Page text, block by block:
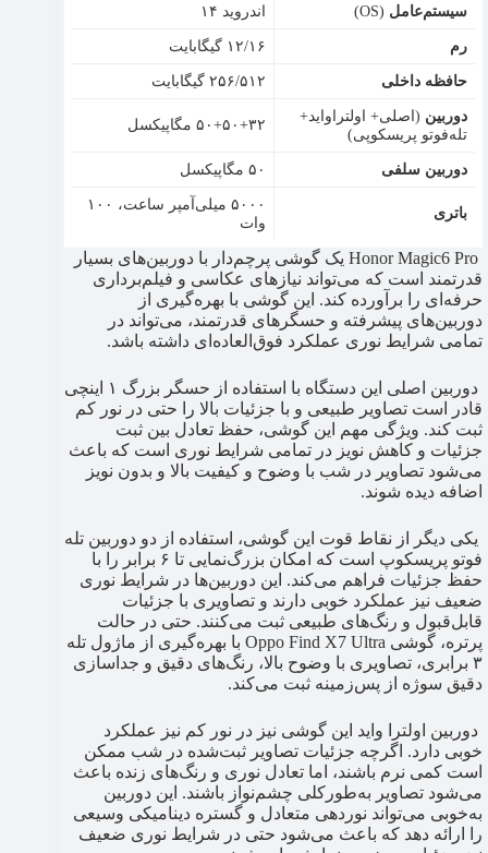
سیستم‌عامل (OS)
اندروید ۱۴
رم
۱۲/۱۶ گیگابایت
حافظه داخلی
۲۵۶/۵۱۲ گیگابایت
دوربین (اصلی+ اولتراواید+
تله‌فوتو پریسکوپی)
۵۰+۵۰+۳۲ مگاپیکسل
دوربین سلفی ۵۰ مگاپیکسل
باتری
۵۰۰۰ میلی‌آمپر ساعت، ۱۰۰
وات
Honor Magic6 Pro یک گوشی پرچم‌دار با دوربین‌های بسیار
قدرتمند است که می‌تواند نیازهای عکاسی و فیلم‌برداری
حرفه‌ای را برآورده کند. این گوشی با بهره‌گیری از
دوربین‌های پیشرفته و حسگرهای قدرتمند، می‌تواند در
تمامی شرایط نوری عملکرد فوق‌العاده‌ای داشته باشد.
دوربین اصلی این دستگاه با استفاده از حسگر بزرگ ۱ اینچی
قادر است تصاویر طبیعی و با جزئیات بالا را حتی در نور کم
ثبت کند. ویژگی مهم این گوشی، حفظ تعادل بین ثبت
جزئیات و کاهش نویز در تمامی شرایط نوری است که باعث
می‌شود تصاویر در شب با وضوح و کیفیت بالا و بدون نویز
اضافه دیده شوند.
یکی دیگر از نقاط قوت این گوشی، استفاده از دو دوربین تله
فوتو پریسکوپ است که امکان بزرگ‌نمایی تا ۶ برابر را با
حفظ جزئیات فراهم می‌کند. این دوربین‌ها در شرایط نوری
ضعیف نیز عملکرد خوبی دارند و تصاویری با جزئیات
قابل‌قبول و رنگ‌های طبیعی ثبت می‌کنند. حتی در حالت
پرتره، گوشی Oppo Find X7 Ultra با بهره‌گیری از ماژول تله
۳ برابری، تصاویری با وضوح بالا، رنگ‌های دقیق و جداسازی
دقیق سوژه از پس‌زمینه ثبت می‌کند.
دوربین اولترا واید این گوشی نیز در نور کم نیز عملکرد
خوبی دارد. اگرچه جزئیات تصاویر ثبت‌شده در شب ممکن
است کمی نرم باشند، اما تعادل نوری و رنگ‌های زنده باعث
می‌شود تصاویر به‌طورکلی چشم‌نواز باشند. این دوربین
به‌خوبی می‌تواند نوردهی متعادل و گستره دینامیکی وسیعی
را ارائه دهد که باعث می‌شود حتی در شرایط نوری ضعیف